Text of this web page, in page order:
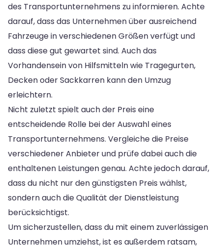
des Transportunternehmens zu informieren. Achte
darauf, dass das Unternehmen über ausreichend
Fahrzeuge in verschiedenen Größen verfügt und
dass diese gut gewartet sind. Auch das
Vorhandensein von Hilfsmitteln wie Tragegurten,
Decken oder Sackkarren kann den Umzug
erleichtern.
Nicht zuletzt spielt auch der Preis eine
entscheidende Rolle bei der Auswahl eines
Transportunternehmens. Vergleiche die Preise
verschiedener Anbieter und prüfe dabei auch die
enthaltenen Leistungen genau. Achte jedoch darauf,
dass du nicht nur den günstigsten Preis wählst,
sondern auch die Qualität der Dienstleistung
berücksichtigst.
Um sicherzustellen, dass du mit einem zuverlässigen
Unternehmen umziehst, ist es außerdem ratsam,